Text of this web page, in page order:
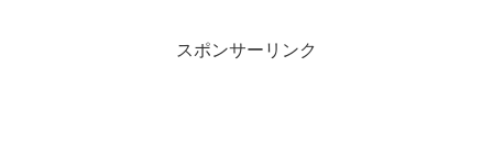
スポンサーリンク